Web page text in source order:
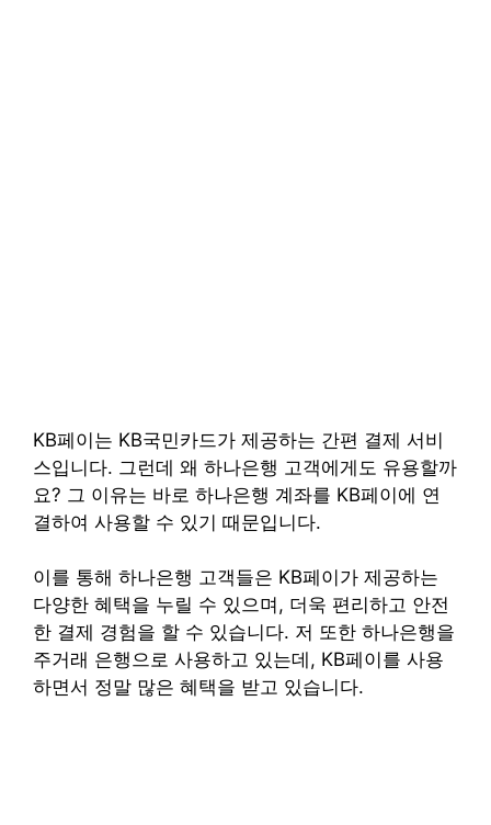
KB페이는 KB국민카드가 제공하는 간편 결제 서비
스입니다. 그런데 왜 하나은행 고객에게도 유용할까
요? 그 이유는 바로 하나은행 계좌를 KB페이에 연
결하여 사용할 수 있기 때문입니다.
이를 통해 하나은행 고객들은 KB페이가 제공하는
다양한 혜택을 누릴 수 있으며, 더욱 편리하고 안전
한 결제 경험을 할 수 있습니다. 저 또한 하나은행을
주거래 은행으로 사용하고 있는데, KB페이를 사용
하면서 정말 많은 혜택을 받고 있습니다.